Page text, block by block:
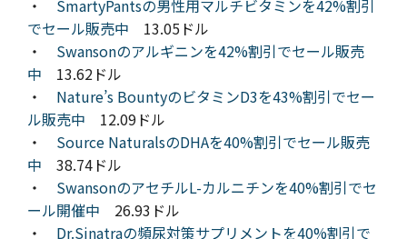
・ SmartyPantsの男性用マルチビタミンを42%割引
でセール販売中 13.05ドル
・ Swansonのアルギニンを42%割引でセール販売
中 13.62ドル
・ Nature’s BountyのビタミンD3を43%割引でセー
ル販売中 12.09ドル
・ Source NaturalsのDHAを40%割引でセール販売
中 38.74ドル
・ SwansonのアセチルL-カルニチンを40%割引でセ
ール開催中 26.93ドル
・ Dr.Sinatraの頻尿対策サプリメントを40%割引で